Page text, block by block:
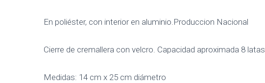
En poliéster, con interior en aluminio.Produccion Nacional
Cierre de cremallera con velcro. Capacidad aproximada 8 latas
Medidas: 14 cm x 25 cm diámetro